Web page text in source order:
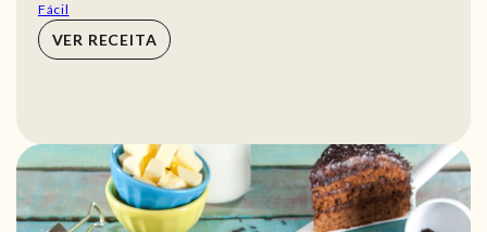
Fácil
VER RECEITA